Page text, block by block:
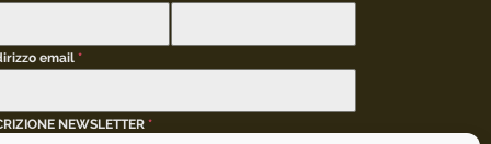
email*
NEWSLETTER*